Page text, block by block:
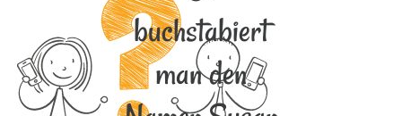
buchstabiert
man den